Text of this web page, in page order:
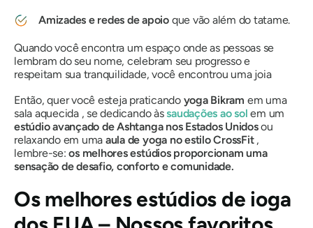
Amizades e redes de apoio que vão além do tatame.
Quando você encontra um espaço onde as pessoas se
lembram do seu nome, celebram seu progresso e
respeitam sua tranquilidade, você encontrou uma joia
Então, quer você esteja praticando yoga Bikram em uma
sala aquecida , se dedicando àssaudações ao sol em um
estúdio avançado de Ashtanga nos Estados Unidosou
relaxando em uma aula de yoga no estilo CrossFit,
lembre-se:os melhores estúdios proporcionam uma
sensação de desafio, conforto e comunidade.
Os melhores estúdios de ioga